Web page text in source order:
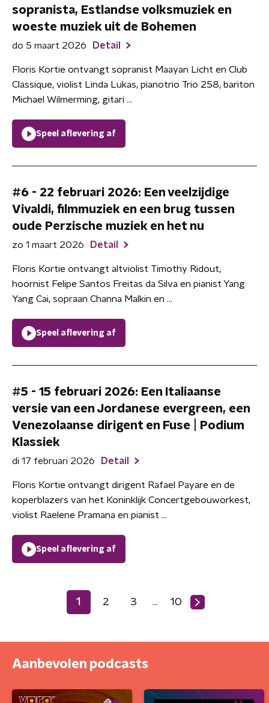
sopranista, Estlandse volksmuziek en
woeste muziek uit de Bohemen
do 5 maart 2026 Detail
Floris Kortie ontvangt sopranist Maayan Licht en Club
Classique, violist Linda Lukas, pianotrio Trio 258, bariton
Michael Wilmerming, gitari ...
Speel aflevering af
#6 - 22 februari 2026: Een veelzijdige
Vivaldi, filmmuziek en een brug tussen
oude Perzische muziek en het nu
zo 1 maart 2026 Detail
Floris Kortie ontvangt altviolist Timothy Ridout,
hoornist Felipe Santos Freitas da Silva en pianist Yang
Yang Cai, sopraan Channa Malkin en ...
Speel aflevering af
#5 - 15 februari 2026: Een Italiaanse
versie van een Jordanese evergreen, een
Venezolaanse dirigent en Fuse | Podium
Klassiek
di 17 februari 2026 Detail
Floris Kortie ontvangt dirigent Rafael Payare en de
koperblazers van het Koninklijk Concertgebouworkest,
violist Raelene Pramana en pianist ...
Speel aflevering af
1 2 3 … 10
Aanbevolen podcasts